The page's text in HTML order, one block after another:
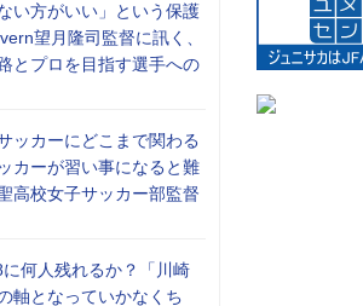
い方がいい」という保護
望月隆司監督に訊く、
とプロを目指す選手への
ッカーにどこまで関わる
カーが習い事になると難
高校女子サッカー部監督
何人残れるか？「川崎
軸となっていかなくち